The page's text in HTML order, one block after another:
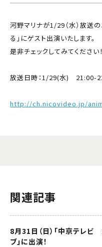
河野マリナが1/29（水）放送
る」にゲスト出演いたします。
是非チェックしてみてください！
放送日時：1/29(水) 21:00-
http://ch.nicovideo.jp/
関連記事
8月31日（日）「中京テレ
ブ」に出演！